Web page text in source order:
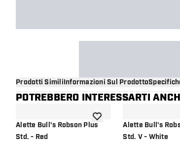
Prodotti SimiliInformazioni Sul Prodotto
POTREBBERO INTERESSARTI
Alette Bull's Robson Plus
Std. - Red
aggiungi alla lista dei
Alette Bull's
Std. V - White